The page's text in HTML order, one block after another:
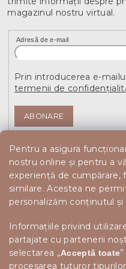
Pentru a asigura
nostru online și pentru a
experiență de cumpărare,
similare. Acestea ne
personalizăm conținutul
Informațiile privind
partajate cu partenerii
selectarea „Acceptă toate
procesarea tuturor
magazinul nostru virtual.
Adresă de e-mail
Prin introducerea e-
termenii de
ABONARE